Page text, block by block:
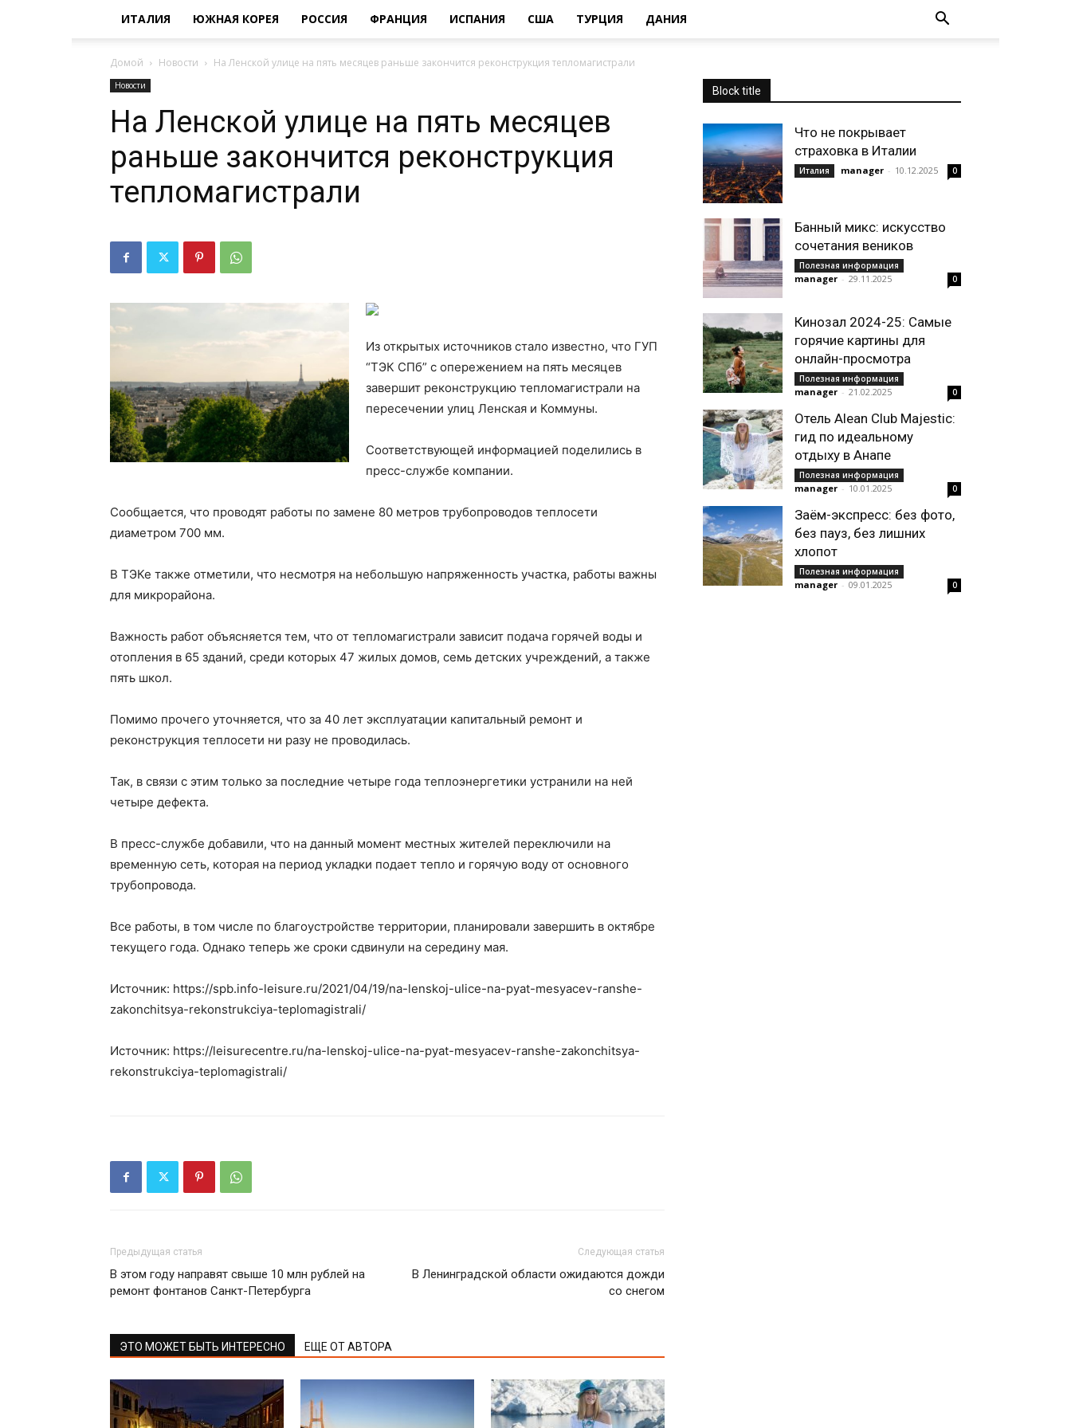
ИТАЛИЯ ЮЖНАЯ КОРЕЯ РОССИЯ ФРАНЦИЯ ИСПАНИЯ США ТУРЦИЯ ДАНИЯ
Домой Новости На Ленской улице на пять месяцев раньше закончится реконструкция тепломагистрали
Новости
На Ленской улице на пять месяцев
раньше закончится реконструкция
тепломагистрали
Из открытых источников стало известно, что ГУП
“ТЭК СПб” с опережением на пять месяцев
завершит реконструкцию тепломагистрали на
пересечении улиц Ленская и Коммуны.
Соответствующей информацией поделились в
пресс-службе компании.
Сообщается, что проводят работы по замене 80 метров трубопроводов теплосети
диаметром 700 мм.
В ТЭКе также отметили, что несмотря на небольшую напряженность участка, работы важны
для микрорайона.
Важность работ объясняется тем, что от тепломагистрали зависит подача горячей воды и
отопления в 65 зданий, среди которых 47 жилых домов, семь детских учреждений, а также
пять школ.
Помимо прочего уточняется, что за 40 лет эксплуатации капитальный ремонт и
реконструкция теплосети ни разу не проводилась.
Так, в связи с этим только за последние четыре года теплоэнергетики устранили на ней
четыре дефекта.
В пресс-службе добавили, что на данный момент местных жителей переключили на
временную сеть, которая на период укладки подает тепло и горячую воду от основного
трубопровода.
Все работы, в том числе по благоустройстве территории, планировали завершить в октябре
текущего года. Однако теперь же сроки сдвинули на середину мая.
Источник: https://spb.info-leisure.ru/2021/04/19/na-lenskoj-ulice-na-pyat-mesyacev-ranshe-
zakonchitsya-rekonstrukciya-teplomagistrali/
Источник: https://leisurecentre.ru/na-lenskoj-ulice-na-pyat-mesyacev-ranshe-zakonchitsya-
rekonstrukciya-teplomagistrali/
Предыдущая статья
В этом году направят свыше 10 млн рублей на
ремонт фонтанов Санкт-Петербурга
Следующая статья
В Ленинградской области ожидаются дожди
со снегом
ЭТО МОЖЕТ БЫТЬ ИНТЕРЕСНО ЕЩЕ ОТ АВТОРА
Block title
Что не покрывает
страховка в Италии
Италия manager - 10.12.2025 0
Банный микс: искусство
сочетания веников
Полезная информация
manager - 29.11.2025 0
Кинозал 2024-25: Самые
горячие картины для
онлайн-просмотра
Полезная информация
manager - 21.02.2025 0
Отель Alean Club Majestic:
гид по идеальному
отдыху в Анапе
Полезная информация
manager - 10.01.2025 0
Заём-экспресс: без фото,
без пауз, без лишних
хлопот
Полезная информация
manager - 09.01.2025 0